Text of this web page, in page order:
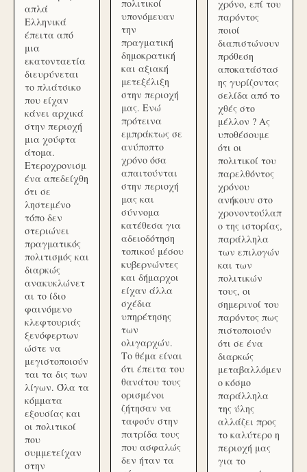
απλά
Ελληνικά
έπειτα από
μια
εκατονταετία
διευρύνεται
το πλιάτσικο
που είχαν
κάνει αρχικά
στην περιοχή
μια χούφτα
άτομα.
Ετεροχρονισμ
ένα απεδείχθη
ότι σε
ληστεμένο
τόπο δεν
στεριώνει
πραγματικός
πολιτισμός και
διαρκώς
ανακυκλώνετ
αι το ίδιο
φαινόμενο
κλεφτουριάς
ξενόφερτων
ώστε να
μεγιστοποιούν
ται τα δις των
λίγων. Όλα τα
κόμματα
εξουσίας και
οι πολιτικοί
που
συμμετείχαν
στην
πολιτικοί
υπονόμευαν
την
πραγματική
δημοκρατική
και αξιακή
μετεξέλιξη
στην περιοχή
μας. Ενώ
πρότεινα
εμπράκτως σε
ανύποπτο
χρόνο όσα
απαιτούνται
στην περιοχή
μας και
σύννομα
κατέθεσα για
αδειοδότηση
τοπικού μέσου
κυβερνώντες
και δήμαρχοι
είχαν άλλα
σχέδια
υπηρέτησης
των
ολιγαρχών.
Το θέμα είναι
ότι έπειτα του
θανάτου τους
ορισμένοι
ζήτησαν να
ταφούν στην
πατρίδα τους
που ασφαλώς
δεν ήταν τα
χρόνο, επί του
παρόντος
ποιοί
διαπιστώνουν
πρόθεση
αποκατάστασ
ης γυρίζοντας
σελίδα από το
χθές στο
μέλλον ? Ας
υποθέσουμε
ότι οι
πολιτικοί του
παρελθόντος
χρόνου
ανήκουν στο
χρονοντούλαπ
ο της ιστορίας,
παράλληλα
των επιλογών
και των
πολιτικών
τους, οι
σημερινοί του
παρόντος πως
πιστοποιούν
ότι σε ένα
διαρκώς
μεταβαλλόμεν
ο κόσμο
παράλληλα
της ύλης
αλλάζει προς
το καλύτερο η
περιοχή μας
για το